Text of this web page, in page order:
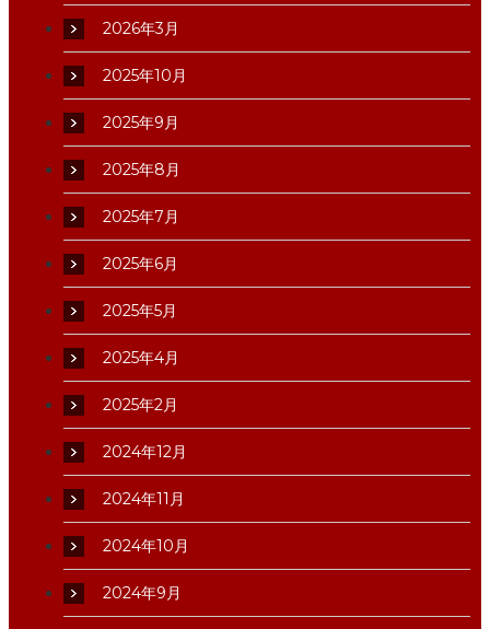
2026年3月
2025年10月
2025年9月
2025年8月
2025年7月
2025年6月
2025年5月
2025年4月
2025年2月
2024年12月
2024年11月
2024年10月
2024年9月